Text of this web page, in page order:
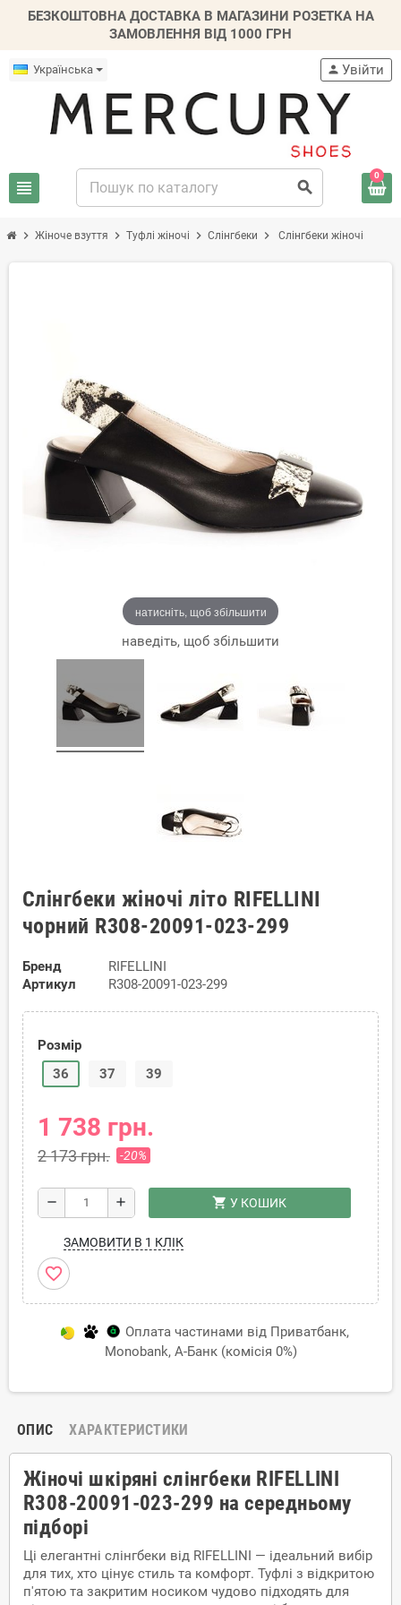
БЕЗКОШТОВНА ДОСТАВКА В МАГАЗИНИ РОЗЕТКА НА
ЗАМОВЛЕННЯ ВІД 1000 ГРН
Українська
view_headline search
person Увійти
0
chevron_right Жіноче взуття chevron_right Туфлі жіночі chevron_right Слінгбеки chevron_right Слінгбеки жіночі
натисніть, щоб збільшити
наведіть, щоб збільшити
Слінгбеки жіночі літо RIFELLINI
чорний R308-20091-023-299
Бренд
RIFELLINI
Артикул
R308-20091-023-299
Розмір
36
37 39
1 738 грн.
2 173 грн. -20%
remove add shopping_cart У КОШИК
ЗАМОВИТИ В 1 КЛІК
favorite_border
Оплата частинами від Приватбанк,
Monobank, А-Банк (комісія 0%)
ОПИС ХАРАКТЕРИСТИКИ
Жіночі шкіряні слінгбеки RIFELLINI
R308-20091-023-299 на середньому
підборі
Ці елегантні слінгбеки від RIFELLINI — ідеальний вибір
для тих, хто цінує стиль та комфорт. Туфлі з відкритою
п'ятою та закритим носиком чудово підходять для